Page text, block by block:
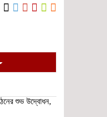
শুভ উদ্বোধন,